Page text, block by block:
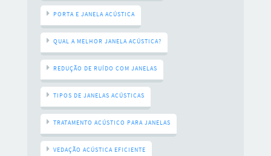
PORTA E JANELA ACÚSTICA
QUAL A MELHOR JANELA ACÚSTICA?
REDUÇÃO DE RUÍDO COM JANELAS
TIPOS DE JANELAS ACÚSTICAS
TRATAMENTO ACÚSTICO PARA JANELAS
VEDAÇÃO ACÚSTICA EFICIENTE